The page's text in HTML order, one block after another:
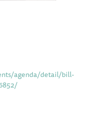
agenda/detail/bill-